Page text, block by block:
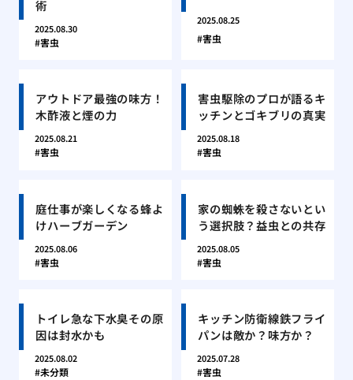
術
2025.08.30
害虫
2025.08.25
害虫
アウトドア最強の味方！
木酢液と煙の力
2025.08.21
害虫
害虫駆除のプロが語るキ
ッチンとゴキブリの真実
2025.08.18
害虫
庭仕事が楽しくなる蜂よ
けハーブガーデン
2025.08.06
害虫
家の蜘蛛を殺さないとい
う選択肢？益虫との共存
2025.08.05
害虫
トイレ急な下水臭その原
因は封水かも
2025.08.02
未分類
キッチン防衛線鉄フライ
パンは敵か？味方か？
2025.07.28
害虫